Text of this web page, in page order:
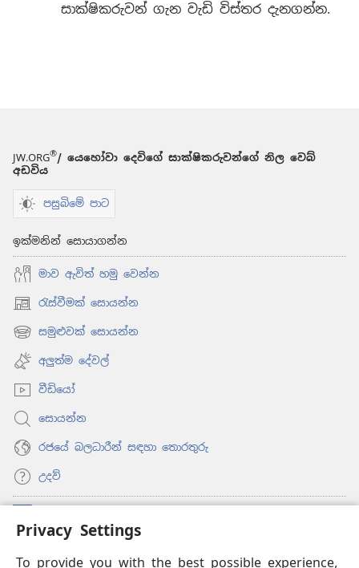
Privacy Settings
To provide you with the best possible experience,
සාක්ෂිකරුවන් ගැන වැඩි විස්තර දැනගන්න.
JW.ORG®/ යෙහෝවා දෙවිගේ සාක්ෂිකරුවන්ගේ නිල වෙබ්
අඩවිය
පසුබිමේ පාට
ඉක්මනින් සොයාගන්න
මාව ඇවිත් හමු වෙන්න
රැස්වීමක් සොයන්න
(opens
new
window)
සමුළුවක් සොයන්න
(opens
new
window)
අලුත්ම දේවල්
වීඩියෝ
සොයන්න
රජයේ බලධාරීන් සඳහා තොරතුරු
උදව්
(opens
new
ඔන්ලයින් ලයිබ්‍රරි